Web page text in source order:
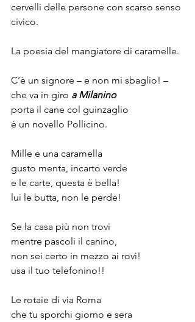
cervelli delle persone con scarso senso
civico.
La poesia del mangiatore di caramelle.
C’è un signore – e non mi sbaglio! –
che va in giro a Milanino
porta il cane col guinzaglio
è un novello Pollicino.
Mille e una caramella
gusto menta, incarto verde
e le carte, questa è bella!
lui le butta, non le perde!
Se la casa più non trovi
mentre pascoli il canino,
non sei certo in mezzo ai rovi!
usa il tuo telefonino!!
Le rotaie di via Roma
che tu sporchi giorno e sera